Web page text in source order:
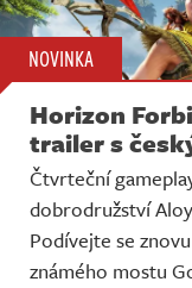
NOVINKA
Horizon
trailer s
Čtvrteční
dobrodružství
Podívejte se
známého mostu